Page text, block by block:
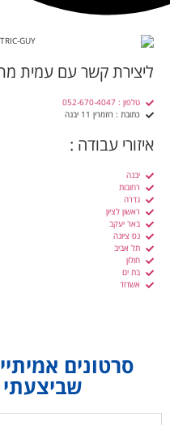
טלפון : 052-670-4047
רחובות
גדרה
נס ציונה
חולון
בת ים
אשדוד
סרטונים